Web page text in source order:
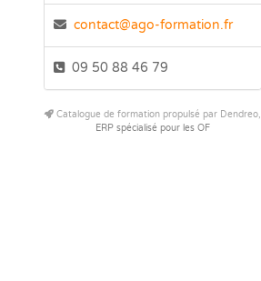
contact@ago-formation.fr
09 50 88 46 79
Catalogue de formation propulsé par Dendreo,
ERP spécialisé pour les OF